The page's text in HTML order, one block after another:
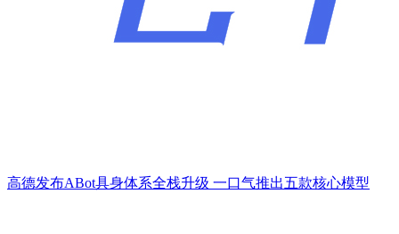
高德发布ABot具身体系全栈升级 一口气推出五款核心模型